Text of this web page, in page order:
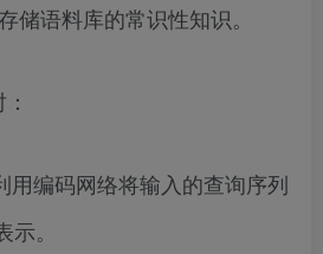
储语料库的常识性知识。
用编码网络将输入的查询序列
。